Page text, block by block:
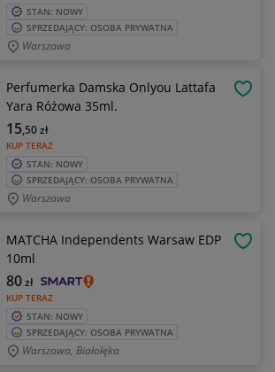
STAN: NOWY
SPRZEDAJĄCY: OSOBA PRYWATNA
Warszawa
Perfumerka Damska Onlyou Lattafa
Yara Różowa 35ml.
KUP TERAZ
15,50zł
STAN: NOWY
SPRZEDAJĄCY: OSOBA PRYWATNA
Warszawa
MATCHA Independents Warsaw EDP
10ml
KUP TERAZ
80zł
STAN: NOWY
SPRZEDAJĄCY: OSOBA PRYWATNA
Warszawa, Białołęka